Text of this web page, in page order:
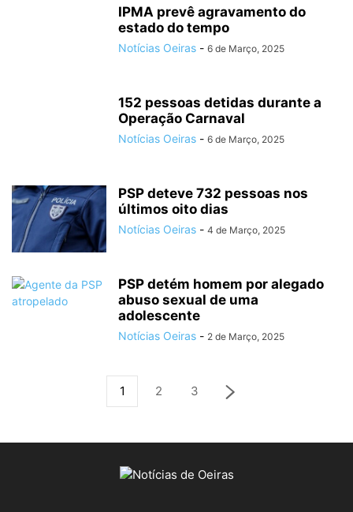
IPMA prevê agravamento do
estado do tempo
Notícias Oeiras - 6 de Março, 2025
152 pessoas detidas durante a
Operação Carnaval
Notícias Oeiras - 6 de Março, 2025
PSP deteve 732 pessoas nos
últimos oito dias
Notícias Oeiras - 4 de Março, 2025
PSP detém homem por alegado
abuso sexual de uma
adolescente
Notícias Oeiras - 2 de Março, 2025
1 2 3